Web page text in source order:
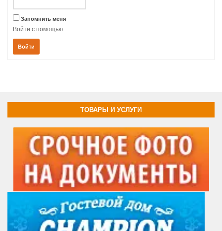
Запомнить меня
Войти с помощью:
Войти
ТОВАРЫ И УСЛУГИ